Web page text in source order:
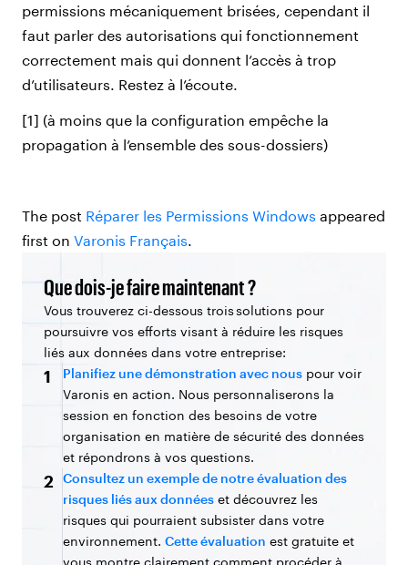
permissions mécaniquement brisées, cependant il
faut parler des autorisations qui fonctionnement
correctement mais qui donnent l’accès à trop
d’utilisateurs. Restez à l’écoute.
[1] (à moins que la configuration empêche la
propagation à l’ensemble des sous-dossiers)
The post Réparer les Permissions Windows appeared
first on Varonis Français
Que dois-je faire maintenant ?
Vous trouverez ci-dessous trois solutions pour
poursuivre vos efforts visant à réduire les risques
liés aux données dans votre entreprise:
1 Planifiez une démonstration avec nous pour voir
Varonis en action. Nous personnaliserons la
session en fonction des besoins de votre
organisation en matière de sécurité des données
et répondrons à vos questions.
2
Consultez un exemple de notre évaluation des
risques liés aux données et découvrez les
risques qui pourraient subsister dans votre
environnement. Cette évaluation est gratuite et
vous montre clairement comment procéder à